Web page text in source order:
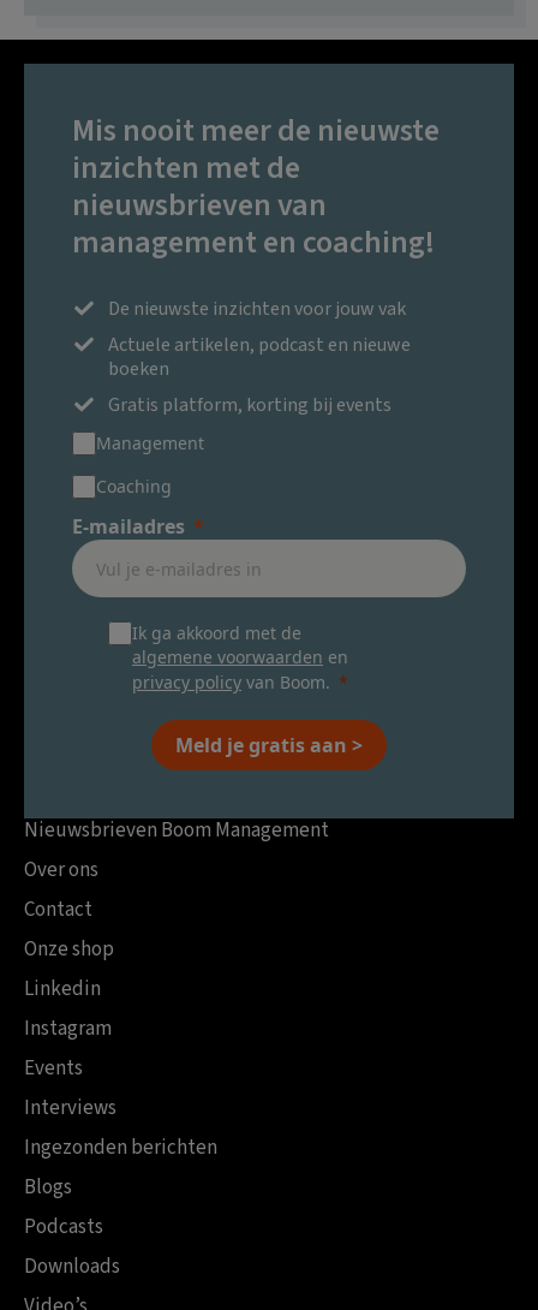
Mis nooit meer de nieuwste
inzichten met de
nieuwsbrieven van
management en coaching!
De nieuwste inzichten voor jouw vak
Actuele artikelen, podcast en nieuwe
boeken
Gratis platform, korting bij events
Management
Coaching
E-mailadres
Ik ga akkoord met de
algemene voorwaarden en
privacy policy van Boom.
Meld je gratis aan >
Nieuwsbrieven Boom Management
Over ons
Contact
Onze shop
Linkedin
Instagram
Events
Interviews
Ingezonden berichten
Blogs
Podcasts
Downloads